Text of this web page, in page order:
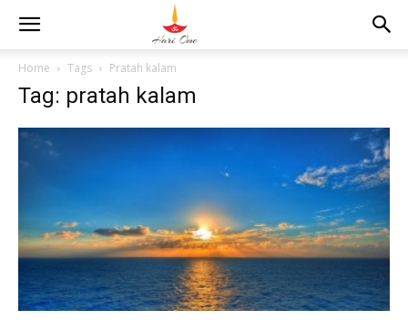
Home Tags Pratah kalam
Tag: pratah kalam